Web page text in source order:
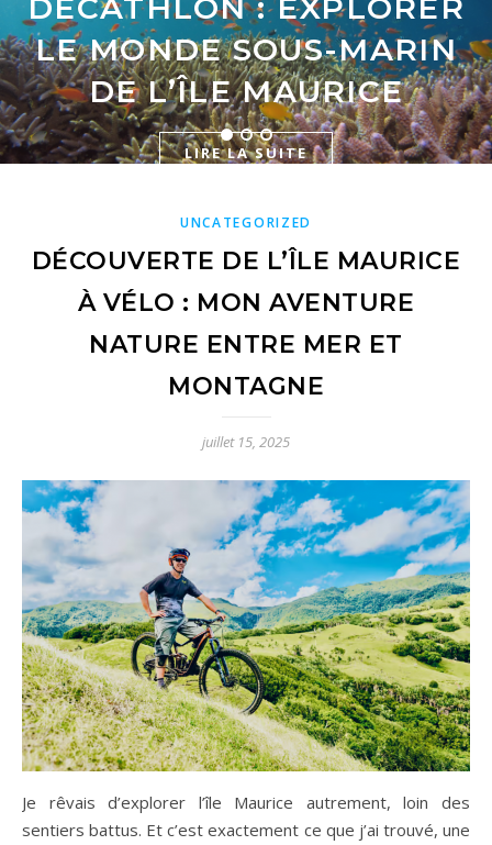
DECATHLON : EXPLORER
LE MONDE SOUS-MARIN
DE L’ÎLE MAURICE
LIRE LA SUITE
VOYAGE À L’ÎLE MAURICE
LIRE LA SUITE
BALADE EN BUGGY DANS
LA RÉSERVE NATURELLE
DE BEL OMBRE
LIRE LA SUITE
UNCATEGORIZED
DÉCOUVERTE DE L’ÎLE MAURICE
À VÉLO : MON AVENTURE
NATURE ENTRE MER ET
MONTAGNE
juillet 15, 2025
Je rêvais d’explorer l’île Maurice autrement, loin des
sentiers battus. Et c’est exactement ce que j’ai trouvé, une